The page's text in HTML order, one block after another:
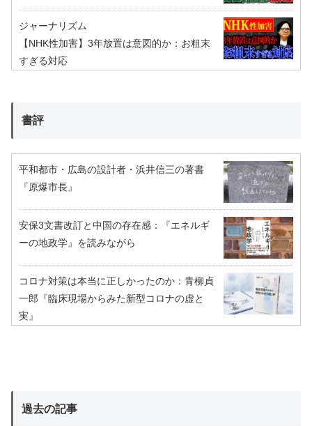
ジャーナリズム
【NHK性加害】3年放置は意図的か：お粗末
すぎる対応
書評
平和都市・広島の設計者・浜井信三の著書
『原爆市長』
安保3文書改訂と中国の存在感：『エネルギ
ーの地政学』を読みながら
コロナ対策は本当に正しかったのか：青柳貞
一郎『臨床現場からみた新型コロナの虚と
実』
過去の記事